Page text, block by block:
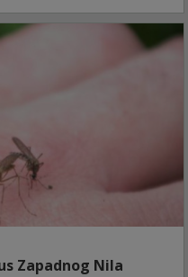
Zapadnog Nila